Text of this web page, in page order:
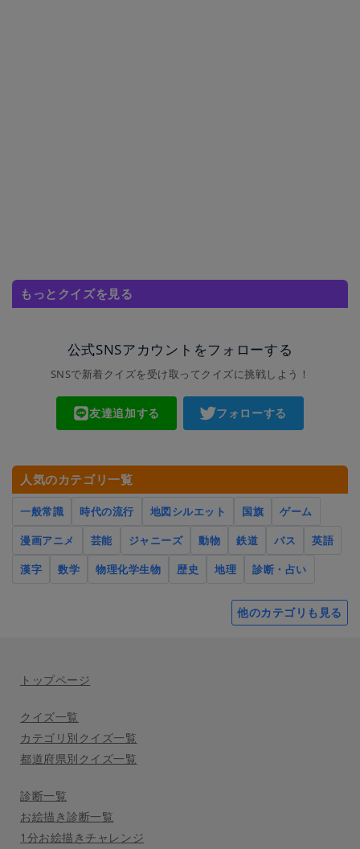
もっとクイズを見る
公式SNSアカウントをフォローする
SNSで新着クイズを受け取ってクイズに挑戦しよう！
友達追加する フォローする
人気のカテゴリ一覧
一般常識 時代の流行 地図シルエット 国旗
ゲーム
漫画アニメ
芸能 ジャニーズ 動物 鉄道 バス
英語
漢字
数学 物理化学生物 歴史 地理 診断・占い
他のカテゴリも見る
トップページ
クイズ一覧
カテゴリ別クイズ一覧
都道府県別クイズ一覧
診断一覧
お絵描き診断一覧
1分お絵描きチャレンジ